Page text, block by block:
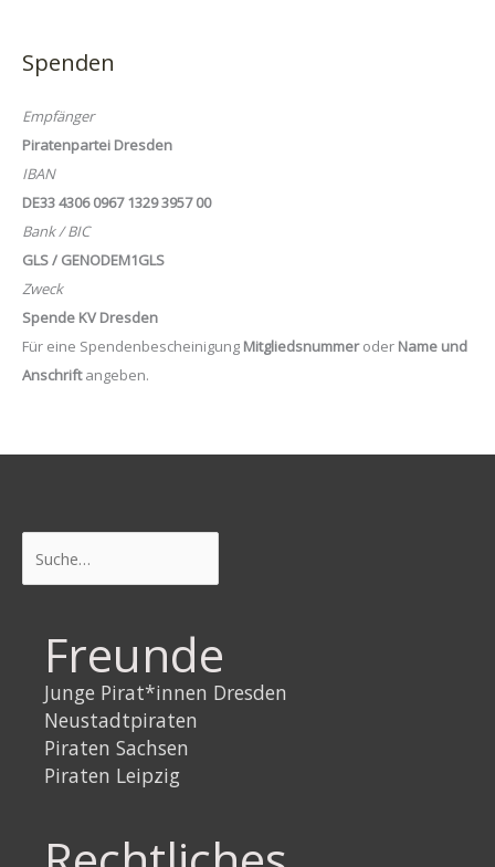
Spenden
Empfänger
Piratenpartei Dresden
IBAN
DE33 4306 0967 1329 3957 00
Bank / BIC
GLS / GENODEM1GLS
Zweck
Spende KV Dresden
Für eine Spendenbescheinigung Mitgliedsnummeroder Name und
Anschriftangeben.
Freunde
Junge Pirat*innen Dresden
Neustadtpiraten
Piraten Sachsen
Piraten Leipzig